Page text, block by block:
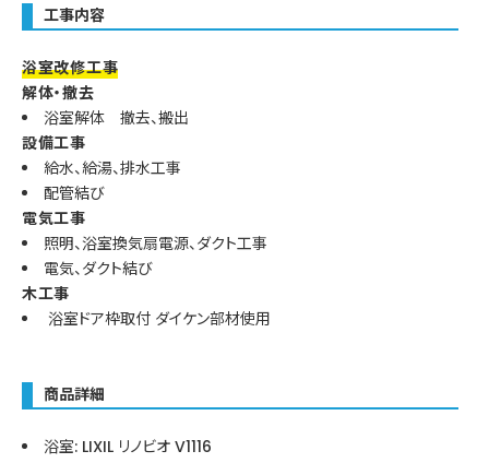
工事内容
浴室改修工事
解体・撤去
浴室解体 撤去、搬出
設備工事
給水、給湯、排水工事
配管結び
電気工事
照明、浴室換気扇電源、ダクト工事
電気、ダクト結び
木工事
浴室ドア枠取付 ダイケン部材使用
商品詳細
浴室: LIXIL リノビオ V1116